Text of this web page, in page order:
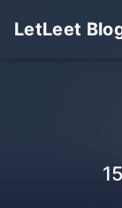
LetLeet